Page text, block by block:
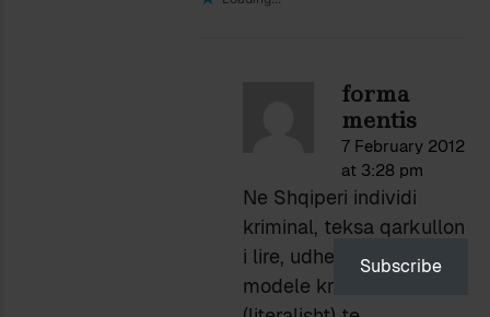
forma
mentis
7 February 2012
at 3:28 pm
Ne Shqiperi individi
kriminal, teksa qarkullon
i lire, udhehiqet nga
modele kriminale
Subscribe